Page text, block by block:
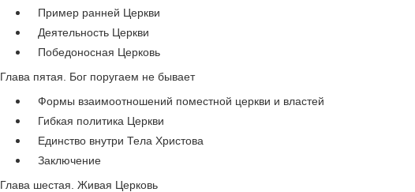
Пример ранней Церкви
Деятельность Церкви
Победоносная Церковь
Глава пятая. Бог поругаем не бывает
Формы взаимоотношений поместной церкви и властей
Гибкая политика Церкви
Единство внутри Тела Христова
Заключение
Глава шестая. Живая Церковь